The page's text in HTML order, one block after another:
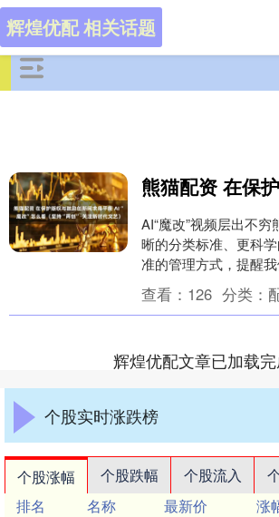
辉煌优配 相关话题
AI“魔改”视频层出不
晰的分类标准、更科
准的管理方式，提醒
寻求保护版权与鼓励
人工智能....
查看： 126 分类：
辉煌优配文章已加载
个股实时涨跌榜
个股涨幅 个股跌幅 个股流入
排名
名称 最新价 涨